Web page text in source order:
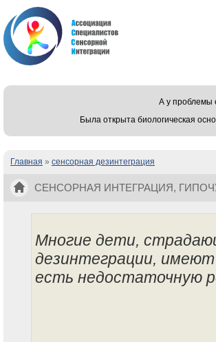
А у
Была открыта биологическая
Вы здесь
Главная » сенсорная дезинтеграция
СЕНСОРНАЯ ИНТЕГРАЦИЯ,
Многие дети,
дезинтеграции,
есть недостаточную